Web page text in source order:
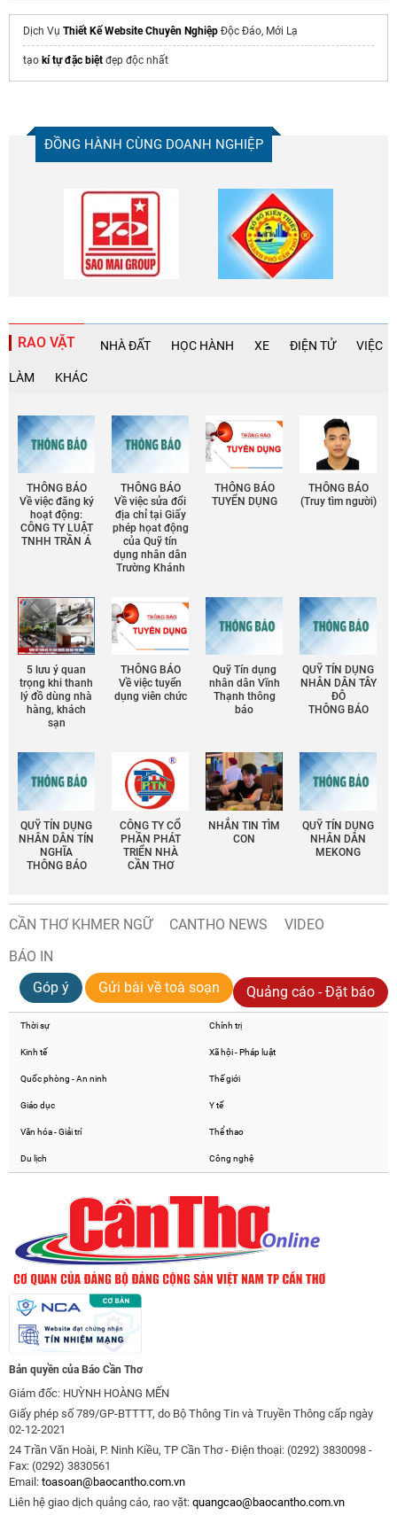
Dịch Vụ Thiết Kế Website Chuyên Nghiệp Độc Đáo, Mới Lạ
tạo kí tự đặc biệt đẹp độc nhất
ĐỒNG HÀNH CÙNG DOANH NGHIỆP
RAO VẶT NHÀ ĐẤT HỌC HÀNH XE ĐIỆN TỬ VIỆC
LÀM KHÁC
THÔNG BÁO
Về việc đăng ký
hoạt động:
CÔNG TY LUẬT
TNHH TRẦN Á
THÔNG BÁO
Về việc sửa đổi
địa chỉ tại Giấy
phép họat động
của Quỹ tín
dụng nhân dân
Trường Khánh
THÔNG BÁO
TUYỂN DỤNG
THÔNG BÁO
(Truy tìm người)
5 lưu ý quan
trọng khi thanh
lý đồ dùng nhà
hàng, khách
sạn
THÔNG BÁO
Về việc tuyển
dụng viên chức
Quỹ Tín dụng
nhân dân Vĩnh
Thạnh thông
báo
QUỸ TÍN DỤNG
NHÂN DÂN TÂY
ĐÔ
THÔNG BÁO
QUỸ TÍN DỤNG
NHÂN DÂN TÍN
NGHĨA
THÔNG BÁO
CÔNG TY CỔ
PHẦN PHÁT
TRIỂN NHÀ
CẦN THƠ
NHẮN TIN TÌM
CON
QUỸ TÍN DỤNG
NHÂN DÂN
MEKONG
CẦN THƠ KHMER NGỮ CANTHO NEWS
VIDEO
BÁO IN
Góp ý
Gửi bài về toà soạn Quảng cáo - Đặt báo
Thời sự Chính trị
Kinh tế Xã hội - Pháp luật
Quốc phòng - An ninh Thế giới
Giáo dục Y tế
Văn hóa - Giải trí Thể thao
Du lịch Công nghệ
Bản quyền của Báo Cần Thơ
Giám đốc: HUỲNH HOÀNG MẾN
Giấy phép số 789/GP-BTTTT, do Bộ Thông Tin và Truyền Thông cấp ngày
02-12-2021
24 Trần Văn Hoài, P. Ninh Kiều, TP Cần Thơ - Điện thoại: (0292) 3830098 -
Fax: (0292) 3830561
Email: toasoan@baocantho.com.vn
Liên hệ giao dịch quảng cáo, rao vặt: quangcao@baocantho.com.vn